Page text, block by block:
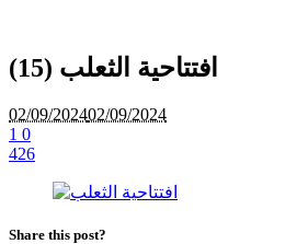
افتتاحية الثعلب (15)
02/09/202402/09/2024
1 0
426
Share this post?